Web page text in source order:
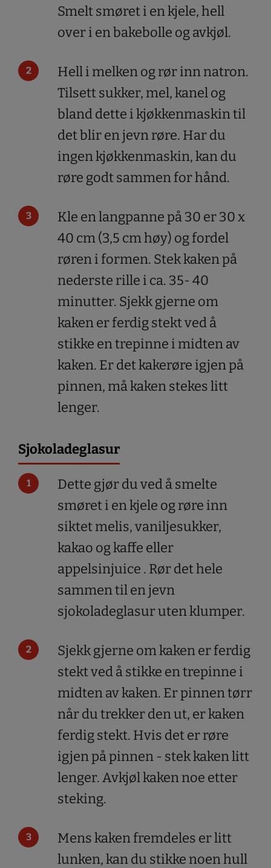
Smelt smøret i en kjele, hell
over i en bakebolle og avkjøl.
Hell i melken og rør inn natron.
Tilsett sukker, mel, kanel og
bland dette i kjøkkenmaskin til
det blir en jevn røre. Har du
ingen kjøkkenmaskin, kan du
røre godt sammen for hånd.
Kle en langpanne på 30 er 30 x
40 cm (3,5 cm høy) og fordel
røren i formen. Stek kaken på
nederste rille i ca. 35- 40
minutter. Sjekk gjerne om
kaken er ferdig stekt ved å
stikke en trepinne i midten av
kaken. Er det kakerøre igjen på
pinnen, må kaken stekes litt
lenger.
Sjokoladeglasur
Dette gjør du ved å smelte
smøret i en kjele og røre inn
siktet melis, vaniljesukker,
kakao og kaffe eller
appelsinjuice . Rør det hele
sammen til en jevn
sjokoladeglasur uten klumper.
Sjekk gjerne om kaken er ferdig
stekt ved å stikke en trepinne i
midten av kaken. Er pinnen tørr
når du trekker den ut, er kaken
ferdig stekt. Hvis det er røre
igjen på pinnen - stek kaken litt
lenger. Avkjøl kaken noe etter
steking.
Mens kaken fremdeles er litt
lunken, kan du stikke noen hull